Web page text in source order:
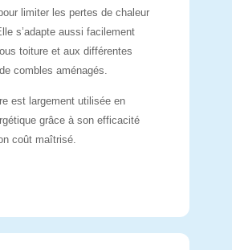
limiter les pertes de chaleur
s’adapte aussi facilement
toiture et aux différentes
combles aménagés.
est largement utilisée en
grâce à son efficacité
coût maîtrisé.